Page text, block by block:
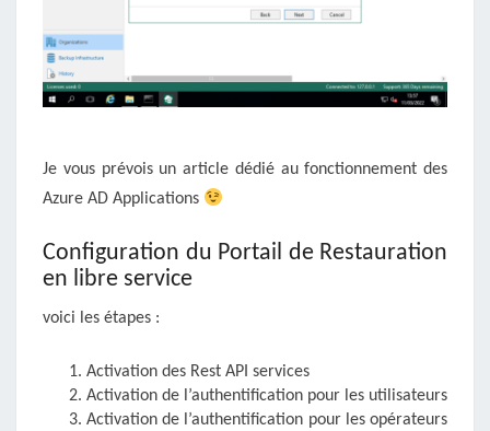
Je vous prévois un article dédié au fonctionnement des
Azure AD Applications
Configuration du Portail de Restauration
en libre service
voici les étapes :
Activation des Rest API services
Activation de l’authentification pour les utilisateurs
Activation de l’authentification pour les opérateurs